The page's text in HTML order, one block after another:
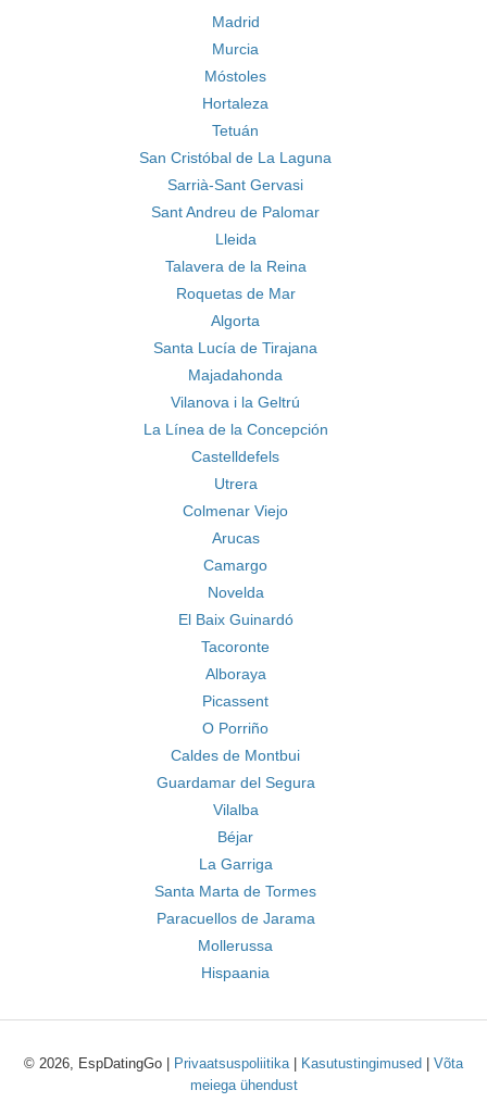
Madrid
Murcia
Móstoles
Hortaleza
Tetuán
San Cristóbal de La Laguna
Sarrià-Sant Gervasi
Sant Andreu de Palomar
Lleida
Talavera de la Reina
Roquetas de Mar
Algorta
Santa Lucía de Tirajana
Majadahonda
Vilanova i la Geltrú
La Línea de la Concepción
Castelldefels
Utrera
Colmenar Viejo
Arucas
Camargo
Novelda
El Baix Guinardó
Tacoronte
Alboraya
Picassent
O Porriño
Caldes de Montbui
Guardamar del Segura
Vilalba
Béjar
La Garriga
Santa Marta de Tormes
Paracuellos de Jarama
Mollerussa
Hispaania
© 2026, EspDatingGo | Privaatsuspoliitika| Kasutustingimused
Võta
meiega ühendust